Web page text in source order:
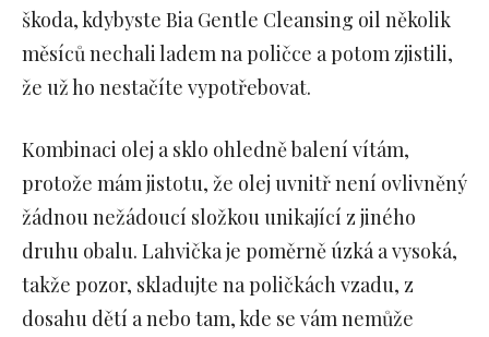
škoda, kdybyste Bia Gentle Cleansing oil několik
měsíců nechali ladem na poličce a potom zjistili,
že už ho nestačíte vypotřebovat.
Kombinaci olej a sklo ohledně balení vítám,
protože mám jistotu, že olej uvnitř není ovlivněný
žádnou nežádoucí složkou unikající z jiného
druhu obalu. Lahvička je poměrně úzká a vysoká,
takže pozor, skladujte na poličkách vzadu, z
dosahu dětí a nebo tam, kde se vám nemůže